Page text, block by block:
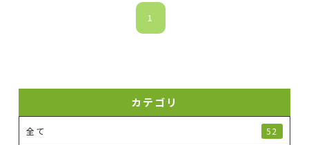
1
カテゴリ
全て 52